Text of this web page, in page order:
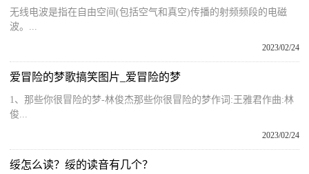
无线电波是指在自由空间(包括空气和真空)传播的射频频段的电磁
波。...
2023/02/24
爱冒险的梦歌搞笑图片_爱冒险的梦
1、那些你很冒险的梦-林俊杰那些你很冒险的梦作词:王雅君作曲:林
俊...
2023/02/24
绥怎么读？绥的读音有几个？